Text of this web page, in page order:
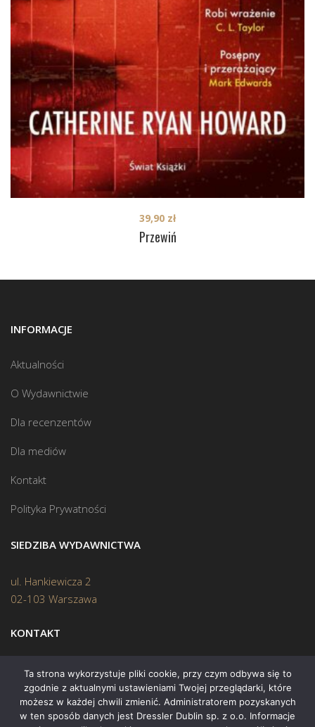
Przewiń
39,90 zł
INFORMACJE
Aktualności
O Wydawnictwie
Dla recenzentów
Dla mediów
Kontakt
Polityka Prywatności
SIEDZIBA WYDAWNICTWA
ul. Hankiewicza 2
02-103 Warszawa
KONTAKT
Biuro:(22) 45 70 402
Mail:biuro@swiatksiazki.pl
Ta strona wykorzystuje pliki cookie, przy czym odbywa się to
zgodnie z aktualnymi ustawieniami Twojej przeglądarki, które
możesz w każdej chwili zmienić. Administratorem pozyskanych
w ten sposób danych jest Dressler Dublin sp. z o.o. Informacje